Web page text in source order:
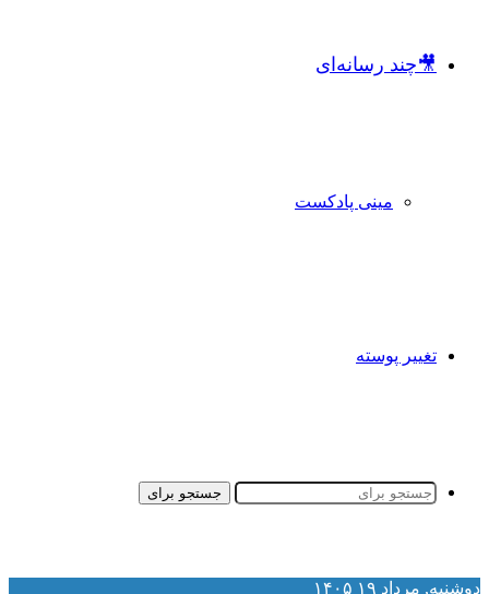
🎥چند رسانه‌ای
مینی پادکست
تغییر پوسته
جستجو برای
مرداد ۱۹ ۱۴۰۵